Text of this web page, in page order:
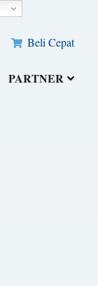
Beli Cepat
PARTNER